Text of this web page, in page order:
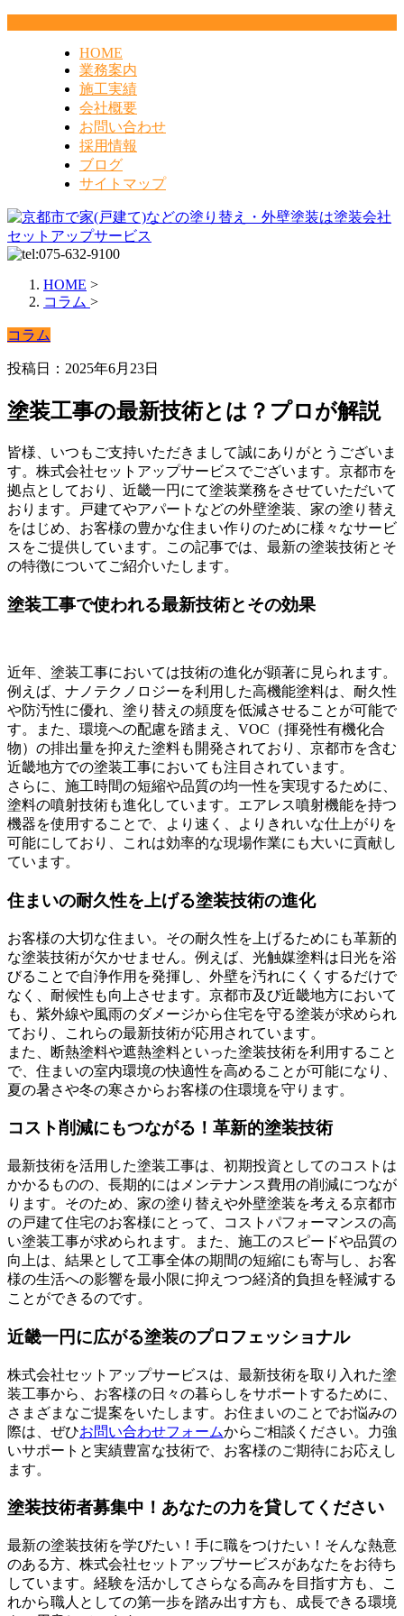
HOME
業務案内
施工実績
会社概要
お問い合わせ
採用情報
ブログ
サイトマップ
HOME >
コラム >
コラム
投稿日：2025年6月23日
塗装工事の最新技術とは？プロが解説
皆様、いつもご支持いただきまして誠にありがとうございま
す。株式会社セットアップサービスでございます。京都市を
拠点としており、近畿一円にて塗装業務をさせていただいて
おります。戸建てやアパートなどの外壁塗装、家の塗り替え
をはじめ、お客様の豊かな住まい作りのために様々なサービ
スをご提供しています。この記事では、最新の塗装技術とそ
の特徴についてご紹介いたします。
塗装工事で使われる最新技術とその効果
近年、塗装工事においては技術の進化が顕著に見られます。
例えば、ナノテクノロジーを利用した高機能塗料は、耐久性
や防汚性に優れ、塗り替えの頻度を低減させることが可能で
す。また、環境への配慮を踏まえ、VOC（揮発性有機化合
物）の排出量を抑えた塗料も開発されており、京都市を含む
近畿地方での塗装工事においても注目されています。
さらに、施工時間の短縮や品質の均一性を実現するために、
塗料の噴射技術も進化しています。エアレス噴射機能を持つ
機器を使用することで、より速く、よりきれいな仕上がりを
可能にしており、これは効率的な現場作業にも大いに貢献し
ています。
住まいの耐久性を上げる塗装技術の進化
お客様の大切な住まい。その耐久性を上げるためにも革新的
な塗装技術が欠かせません。例えば、光触媒塗料は日光を浴
びることで自浄作用を発揮し、外壁を汚れにくくするだけで
なく、耐候性も向上させます。京都市及び近畿地方において
も、紫外線や風雨のダメージから住宅を守る塗装が求められ
ており、これらの最新技術が応用されています。
また、断熱塗料や遮熱塗料といった塗装技術を利用すること
で、住まいの室内環境の快適性を高めることが可能になり、
夏の暑さや冬の寒さからお客様の住環境を守ります。
コスト削減にもつながる！革新的塗装技術
最新技術を活用した塗装工事は、初期投資としてのコストは
かかるものの、長期的にはメンテナンス費用の削減につなが
ります。そのため、家の塗り替えや外壁塗装を考える京都市
の戸建て住宅のお客様にとって、コストパフォーマンスの高
い塗装工事が求められます。また、施工のスピードや品質の
向上は、結果として工事全体の期間の短縮にも寄与し、お客
様の生活への影響を最小限に抑えつつ経済的負担を軽減する
ことができるのです。
近畿一円に広がる塗装のプロフェッショナル
株式会社セットアップサービスは、最新技術を取り入れた塗
装工事から、お客様の日々の暮らしをサポートするために、
さまざまなご提案をいたします。お住まいのことでお悩みの
際は、ぜひお問い合わせフォームからご相談ください。力強
いサポートと実績豊富な技術で、お客様のご期待にお応えし
ます。
塗装技術者募集中！あなたの力を貸してください
最新の塗装技術を学びたい！手に職をつけたい！そんな熱意
のある方、株式会社セットアップサービスがあなたをお待ち
しています。経験を活かしてさらなる高みを目指す方も、こ
れから職人としての第一歩を踏み出す方も、成長できる環境